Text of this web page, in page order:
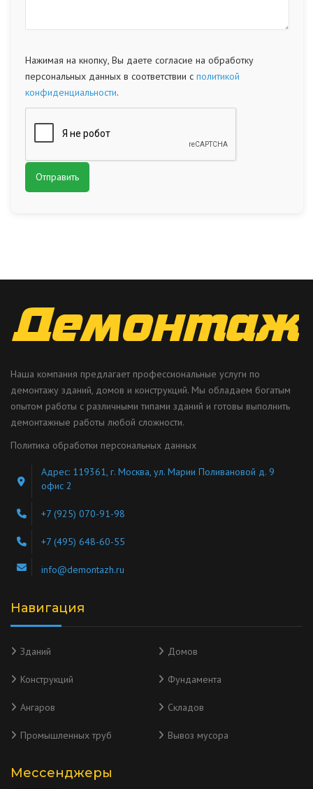
Нажимая на кнопку, Вы даете согласие на обработку
персональных данных в соответствии с политикой
конфиденциальности.
Наша компания предлагает профессиональные услуги по
демонтажу зданий, домов и конструкций. Мы обладаем богатым
опытом работы с различными типами зданий и готовы выполнить
демонтажные работы любой сложности.
Политика обработки персональных данных
Адрес: 119361, г. Москва, ул. Марии Поливановой д. 9
офис 2
+7 (925) 070-91-98
+7 (495) 648-60-55
info@demontazh.ru
Навигация
Зданий Домов
Конструкций Фундамента
Ангаров Складов
Промышленных труб Вывоз мусора
Мессенджеры